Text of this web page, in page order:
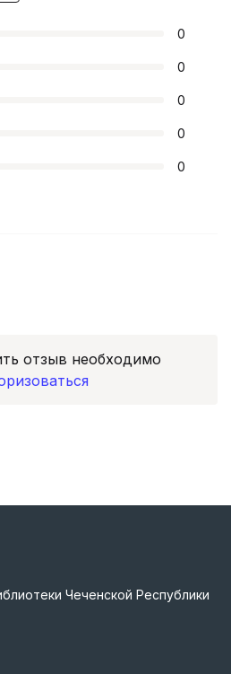
0
0
0
0
0
отзыв необходимо
Чеченской Республики